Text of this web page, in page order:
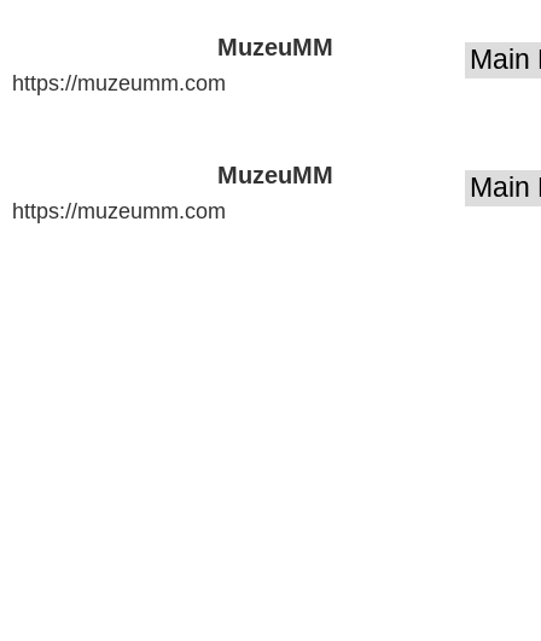
MuzeuMM
presents:
https://muzeumm.com
MuzeuMM
presents:
https://muzeumm.com